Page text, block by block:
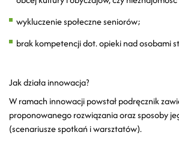
wykluczenie społeczne seniorów;
brak kompetencji dot. opieki nad osobami
Jak działa innowacja?
W ramach innowacji powstał podręcznik
proponowanego rozwiązania oraz sposoby
(scenariusze spotkań i warsztatów).